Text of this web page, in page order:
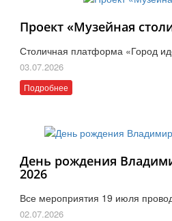
Проект «Музейная
Столичная платформа «Город
03.07.2026
Подробнее
День рождения
2026
Все мероприятия 19 июля
02.07.2026